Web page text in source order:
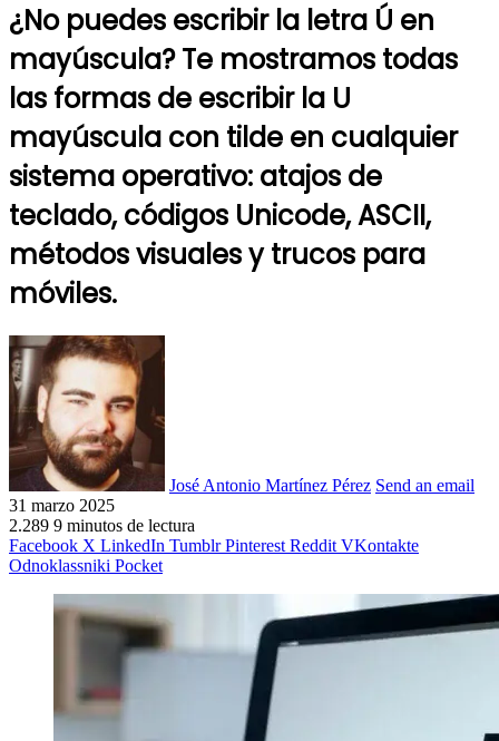
¿No puedes escribir la letra Ú en
mayúscula? Te mostramos todas
las formas de escribir la U
mayúscula con tilde en cualquier
sistema operativo: atajos de
teclado, códigos Unicode, ASCII,
métodos visuales y trucos para
móviles.
José Antonio Martínez Pérez Send an email
31 marzo 2025
2.289 9 minutos de lectura
Facebook X LinkedIn Tumblr Pinterest Reddit VKontakte
Odnoklassniki Pocket